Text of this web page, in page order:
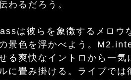
わるだろう。
は彼らを象徴するメロウ
景色を浮かべよう。
る爽快なイントロから一
に畳み掛ける。ライブで